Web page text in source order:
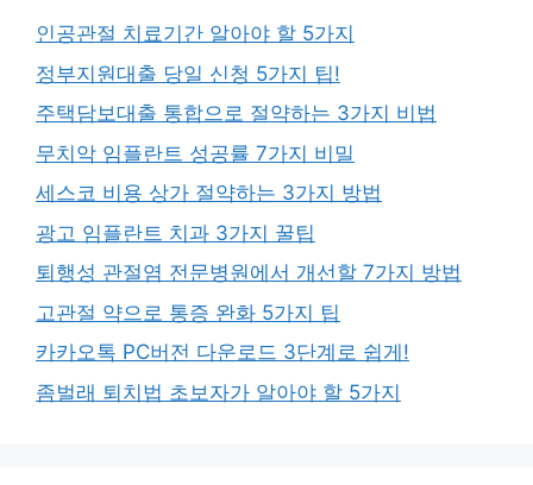
인공관절 치료기간 알아야 할 5가지
정부지원대출 당일 신청 5가지 팁!
주택담보대출 통합으로 절약하는 3가지 비법
무치악 임플란트 성공률 7가지 비밀
세스코 비용 상가 절약하는 3가지 방법
광고 임플란트 치과 3가지 꿀팁
퇴행성 관절염 전문병원에서 개선할 7가지 방법
고관절 약으로 통증 완화 5가지 팁
카카오톡 PC버전 다운로드 3단계로 쉽게!
좀벌래 퇴치법 초보자가 알아야 할 5가지